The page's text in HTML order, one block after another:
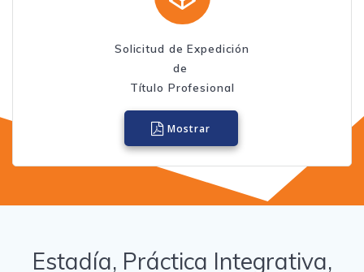
Solicitud de Expedición
de
Título Profesional
Mostrar
Estadía, Práctica Integrativa,